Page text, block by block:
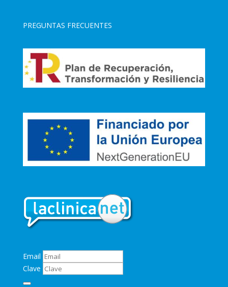
PREGUNTAS FRECUENTES
Email
Clave